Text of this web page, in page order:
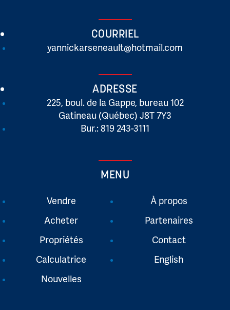
COURRIEL
yannickarseneault@hotmail.com
ADRESSE
225, boul. de la Gappe, bureau 102
Gatineau (Québec) J8T 7Y3
Bur.: 819 243-3111
MENU
Vendre
Acheter
Propriétés
Calculatrice
Nouvelles
À propos
Partenaires
Contact
English